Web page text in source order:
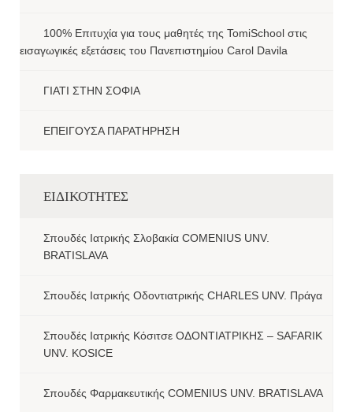
100% Επιτυχία για τους μαθητές της TomiSchool στις
εισαγωγικές εξετάσεις του Πανεπιστημίου Carol Davila
ΓΙΑΤΙ ΣΤΗΝ ΣΟΦΙΑ
ΕΠΕΙΓΟΥΣΑ ΠΑΡΑΤΗΡΗΣΗ
ΕΙΔΙΚΟΤΗΤΕΣ
Σπουδές Ιατρικής Σλοβακία COMENIUS UNV.
BRATISLAVA
Σπουδές Ιατρικής Οδοντιατρικής CHARLES UNV. Πράγα
Σπουδές Ιατρικής Κόσιτσε ΟΔΟΝΤΙΑΤΡΙΚΗΣ – SAFARIK
UNV. KOSICE
Σπουδές Φαρμακευτικής COMENIUS UNV. BRATISLAVA